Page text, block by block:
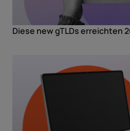
Diese new gTLDs erreichten